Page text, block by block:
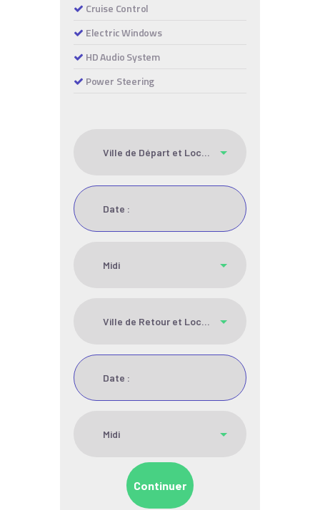
Cruise Control
Electric Windows
HD Audio System
Power Steering